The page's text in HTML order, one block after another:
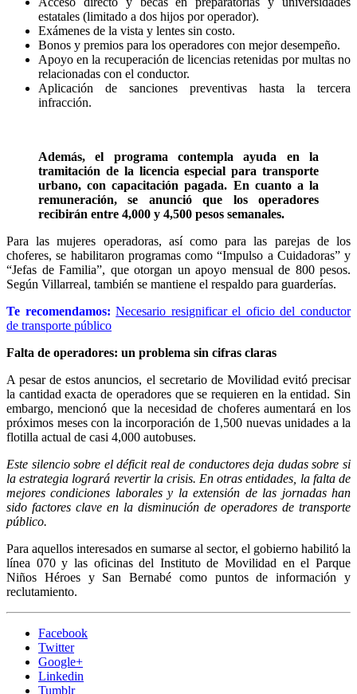
estatales (limitado a dos hijos por operador).
Exámenes de la vista y lentes sin costo.
Bonos y premios para los operadores con mejor desempeño.
Apoyo en la recuperación de licencias retenidas por multas no
relacionadas con el conductor.
Aplicación de sanciones preventivas hasta la tercera
infracción.
Además, el programa contempla ayuda en la
tramitación de la licencia especial para transporte
urbano, con capacitación pagada. En cuanto a la
remuneración, se anunció que los operadores
recibirán entre 4,000 y 4,500 pesos semanales.
Para las mujeres operadoras, así como para las parejas de los
choferes, se habilitaron programas como “Impulso a Cuidadoras” y
“Jefas de Familia”, que otorgan un apoyo mensual de 800 pesos.
Según Villarreal, también se mantiene el respaldo para guarderías.
Te recomendamos:Necesario resignificar el oficio del conductor
de transporte público
Falta de operadores: un problema sin cifras claras
A pesar de estos anuncios, el secretario de Movilidad evitó precisar
la cantidad exacta de operadores que se requieren en la entidad. Sin
embargo, mencionó que la necesidad de choferes aumentará en los
próximos meses con la incorporación de 1,500 nuevas unidades a la
flotilla actual de casi 4,000 autobuses.
Este silencio sobre el déficit real de conductores deja dudas sobre si
la estrategia logrará revertir la crisis. En otras entidades, la falta de
mejores condiciones laborales y la extensión de las jornadas han
sido factores clave en la disminución de operadores de transporte
público.
Para aquellos interesados en sumarse al sector, el gobierno habilitó la
línea 070 y las oficinas del Instituto de Movilidad en el Parque
Niños Héroes y San Bernabé como puntos de información y
reclutamiento.
Facebook
Twitter
Google+
Linkedin
Tumblr